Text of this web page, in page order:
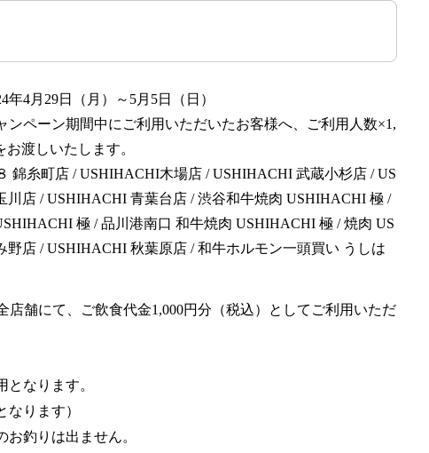
年4月29日（月）～5月5日（日）
ペーン期間中にご利用いただいたお客様へ、ご利用人数×1,
渡しいたします。
錦糸町店 / USHIHACHI木場店 / USHIHACHI 武蔵小杉店 / US
川店 / USHIHACHI 青葉台店 / 渋谷和牛焼肉 USHIHACHI 極 /
極 / 品川港南口 和牛焼肉 USHIHACHI 極 / 焼肉 US
野店 / USHIHACHI 秋葉原店 / 和牛ホルモン一頭買い うしは
舗にて、ご飲食代金1,000円分（税込）としてご利用いただ
なります。
なります）
釣りは出ません。